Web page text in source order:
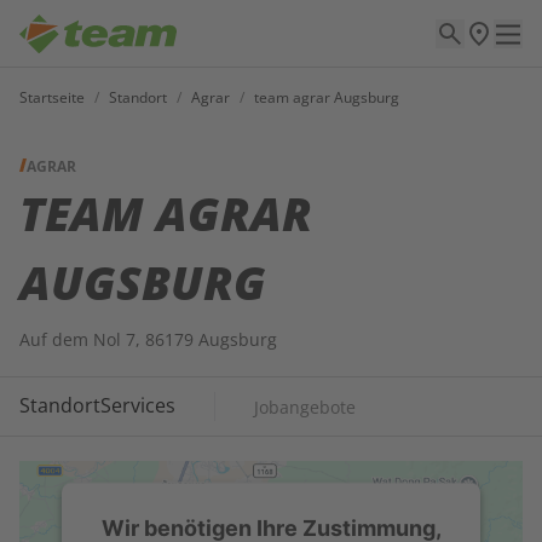
Startseite / Standort / Agrar / team agrar Augsburg
AGRAR
TEAM AGRAR
AUGSBURG
Auf dem Nol 7, 86179 Augsburg
StandortServices Jobangebote
Wir benötigen Ihre Zustimmung,